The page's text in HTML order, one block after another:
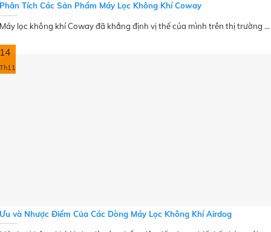
Phân Tích Các Sản Phẩm Máy Lọc Không Khí Coway
Máy lọc không khí Coway đã khẳng định vị thế của mình trên thị trường ...
14
Th11
Ưu và Nhược Điểm Của Các Dòng Máy Lọc Không Khí Airdog